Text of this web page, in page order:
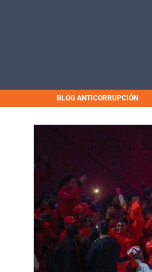
BLOG ANTICORRUPCIÓN